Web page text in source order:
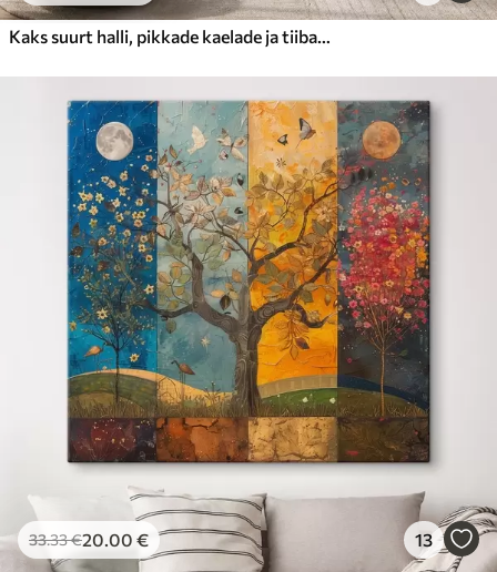
Kaks suurt halli, pikkade kaelade ja tiibadega kraanat, mis seisavad puudest ümbritsetud udujärves
33.33€20.00 € 13